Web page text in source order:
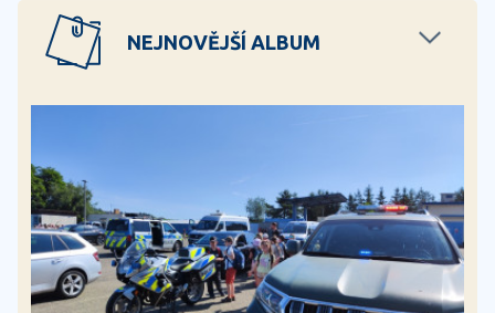
NEJNOVĚJŠÍ ALBUM